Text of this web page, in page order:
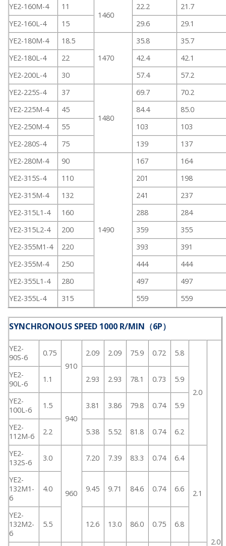
YE2-160M-4
11
1460
22.2
21.7
YE2-160L-4
15 29.6
29.1
YE2-180M-4
18.5
1470
35.8
35.7
YE2-180L-4
22 42.4
42.1
YE2-200L-4
30 57.4
57.2
YE2-225S-4
37
1480
69.7
70.2
YE2-225M-4
45 84.4
85.0
YE2-250M-4
55 103
103
YE2-280S-4
75 139
137
YE2-280M-4
90
1490
167
164
YE2-315S-4
110 201
198
YE2-315M-4
132 241
237
YE2-315L1-4
160 288
284
YE2-315L2-4
200 359
355
YE2-355M1-4
220 393
391
YE2-355M-4
250 444
444
YE2-355L1-4
280 497
497
YE2-355L-4
315 559 559
SYNCHRONOUS SPEED 1000 R/MIN（6P）
YE2-
90S-6
0.75
910
2.09 2.09 75.9 0.72 5.8
2.0
2.0
YE2-
90L-6
1.1 2.93 2.93 78.1 0.73 5.9
YE2-
100L-6
1.5
940
3.81 3.86 79.8 0.74 5.9
YE2-
112M-6
2.2 5.38 5.52 81.8 0.74 6.2
YE2-
132S-6
3.0
960
7.20 7.39 83.3 0.74 6.4
2.1
YE2-
132M1-
6
4.0 9.45 9.71 84.6 0.74 6.6
YE2-
132M2-
6
5.5 12.6 13.0 86.0 0.75 6.8